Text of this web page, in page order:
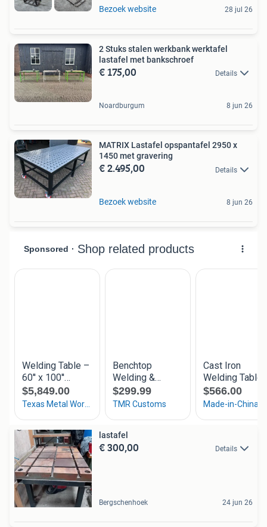
Bezoek website 28 jul 26
2 Stuks stalen werkbank werktafel
lastafel met bankschroef
€ 175,00 Details
Noardburgum 8 jun 26
MATRIX Lastafel opspantafel 2950 x
1450 met gravering
€ 2.495,00 Details
Bezoek website 8 jun 26
lastafel
€ 300,00 Details
Bergschenhoek 24 jun 26